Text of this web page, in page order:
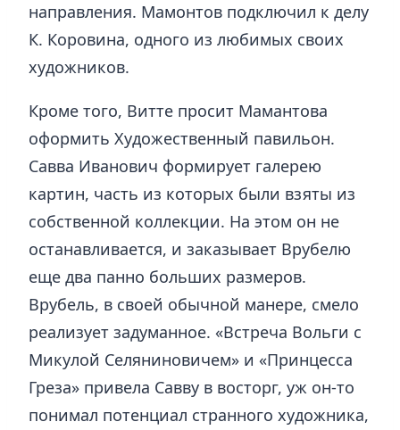
направления. Мамонтов подключил к делу
К. Коровина, одного из любимых своих
художников.
Кроме того, Витте просит Мамантова
оформить Художественный павильон.
Савва Иванович формирует галерею
картин, часть из которых были взяты из
собственной коллекции. На этом он не
останавливается, и заказывает Врубелю
еще два панно больших размеров.
Врубель, в своей обычной манере, смело
реализует задуманное. «Встреча Вольги с
Микулой Селяниновичем» и «Принцесса
Греза» привела Савву в восторг, уж он-то
понимал потенциал странного художника,